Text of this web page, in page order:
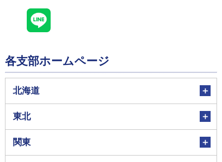
各支部ホームページ
北海道
東北
関東